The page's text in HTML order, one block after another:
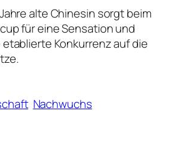
alte Chinesin sorgt beim
für eine Sensation und
Konkurrenz auf die
Nachwuchs